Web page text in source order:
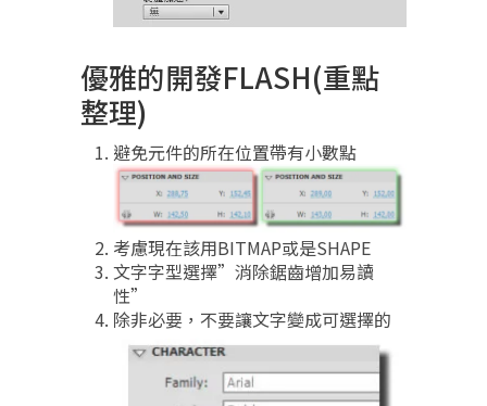
優雅的開發FLASH(重點
整理)
避免元件的所在位置帶有小數點
考慮現在該用BITMAP或是SHAPE
文字字型選擇”消除鋸齒增加易讀
性”
除非必要，不要讓文字變成可選擇的